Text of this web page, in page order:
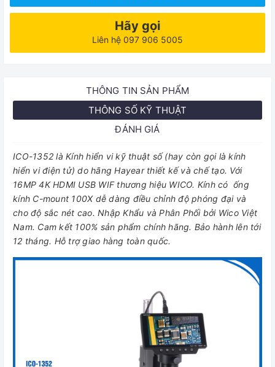
Hãy gọi
Liên hệ 097 906 5005
THÔNG TIN SẢN PHẨM
THÔNG SỐ KỸ THUẬT
ĐÁNH GIÁ
ICO-1352 là Kính hiển vi kỹ thuật số (hay còn gọi là kính
hiển vi điện tử) do hãng Hayear thiết kế và chế tạo. Với
16MP 4K HDMI USB WIF thương hiệu WICO. Kính có ống
kính C-mount 100X dễ dàng điều chỉnh độ phóng đại và
cho độ sắc nét cao. Nhập Khẩu và Phân Phối bởi Wico Việt
Nam. Cam kết 100% sản phẩm chính hãng. Bảo hành lên tới
12 tháng. Hỗ trợ giao hàng toàn quốc.